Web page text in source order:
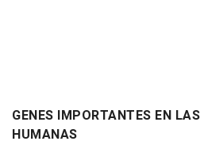
GENES IMPORTANTES EN
HUMANAS